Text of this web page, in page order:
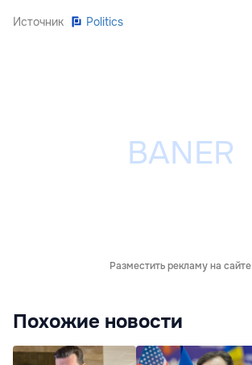
Источник Politics
Разместить рекламу на сайте
Похожие новости